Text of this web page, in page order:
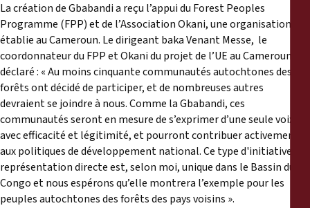
La création de Gbabandi a reçu l’appui du Forest Peoples
Programme (FPP) et de l’Association Okani, une organisation
établie au Cameroun. Le dirigeant baka Venant Messe, le
coordonnateur du FPP et Okani du projet de l’UE au Cameroun, a
déclaré : « Au moins cinquante communautés autochtones des
forêts ont décidé de participer, et de nombreuses autres
devraient se joindre à nous. Comme la Gbabandi, ces
communautés seront en mesure de s’exprimer d’une seule voix,
avec efficacité et légitimité, et pourront contribuer activement
aux politiques de développement national. Ce type d'initiative de
représentation directe est, selon moi, unique dans le Bassin du
Congo et nous espérons qu’elle montrera l’exemple pour les
peuples autochtones des forêts des pays voisins ».